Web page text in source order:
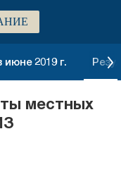
2019 г.
местных